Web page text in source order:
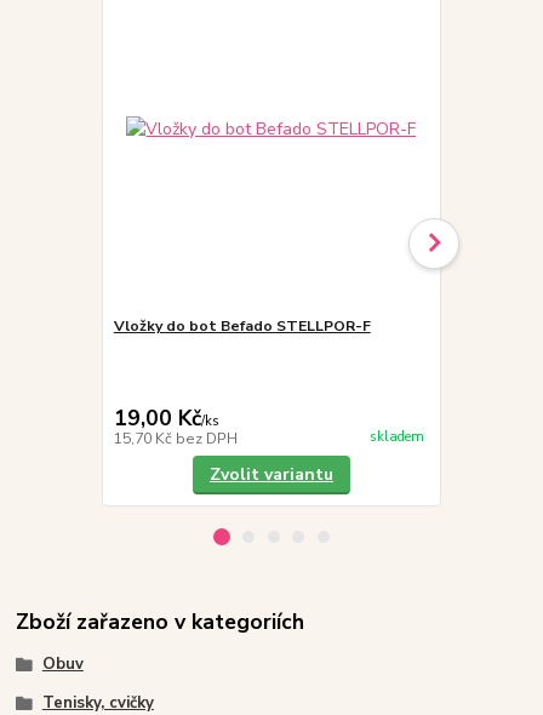
Vložky do bot Befado STELLPOR-F
19,00 Kč/ks
15,70 Kč bez DPH skladem
Zvolit variantu
Zboží zařazeno v kategoriích
Obuv
Tenisky, cvičky